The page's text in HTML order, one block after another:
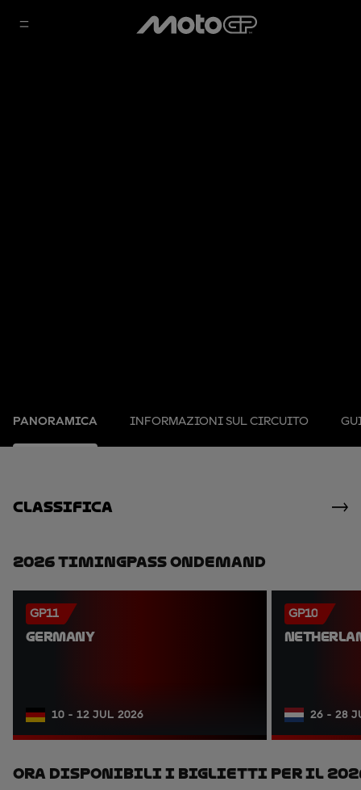
PANORAMICA INFORMAZIONI SUL CIRCUITO
Classifica
2026 TimingPass OnDemand
GP11
GERMANY
10 - 12 JUL 2026
GP10
26 - 28
Ora Disponibili I Biglietti Per Il